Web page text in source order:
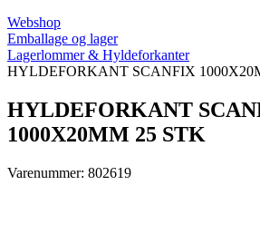
Webshop
Emballage og lager
Lagerlommer & Hyldeforkanter
HYLDEFORKANT SCANFIX
HYLDEFORKANT
1000X20MM 25 STK
Varenummer: 802619